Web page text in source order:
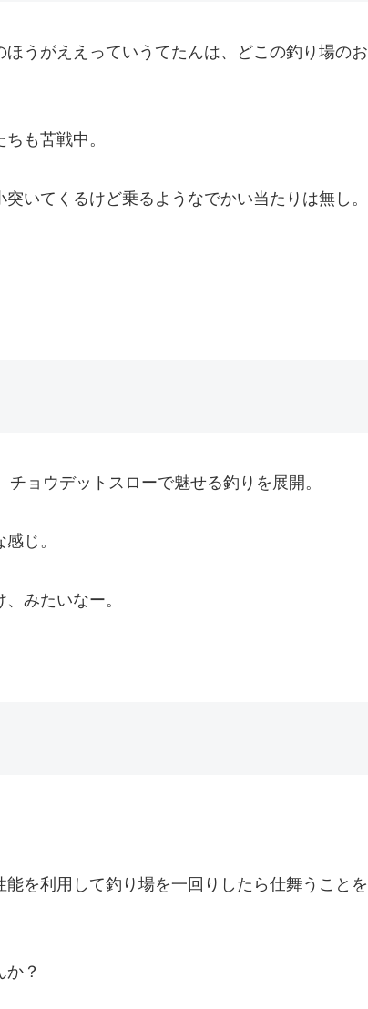
うがええっていうてたんは、どこの釣り場のお
も苦戦中。
いてくるけど乗るようなでかい当たりは無し。
ョウデットスローで魅せる釣りを展開。
じ。
みたいなー。
を利用して釣り場を一回りしたら仕舞うことを
？